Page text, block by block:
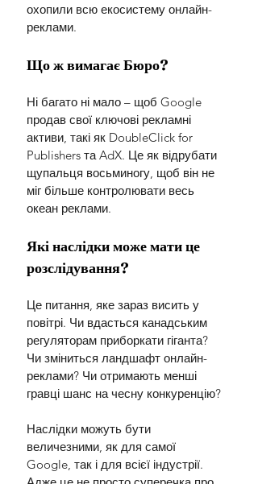
охопили всю екосистему онлайн-
реклами.
Що ж вимагає Бюро?
Ні багато ні мало – щоб Google
продав свої ключові рекламні
активи, такі як DoubleClick for
Publishers та AdX. Це як відрубати
щупальця восьминогу, щоб він не
міг більше контролювати весь
океан реклами.
Які наслідки може мати це
розслідування?
Це питання, яке зараз висить у
повітрі. Чи вдасться канадським
регуляторам приборкати гіганта?
Чи зміниться ландшафт онлайн-
реклами? Чи отримають менші
гравці шанс на чесну конкуренцію?
Наслідки можуть бути
величезними, як для самої
Google, так і для всієї індустрії.